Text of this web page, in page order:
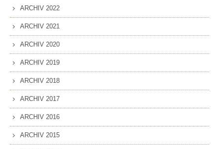
ARCHIV 2022
ARCHIV 2021
ARCHIV 2020
ARCHIV 2019
ARCHIV 2018
ARCHIV 2017
ARCHIV 2016
ARCHIV 2015